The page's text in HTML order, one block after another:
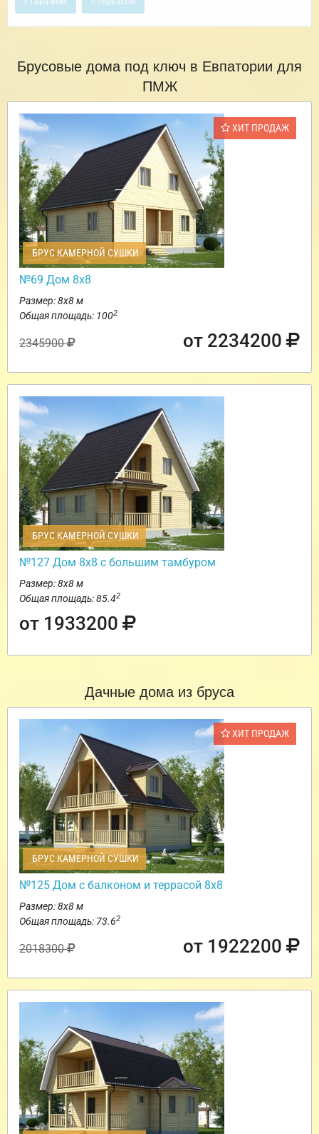
Брусовые дома под ключ в Евпатории для
ПМЖ
ХИТ ПРОДАЖ
БРУС КАМЕРНОЙ СУШКИ
№69 Дом 8х8
Размер: 8х8 м
Общая площадь: 1002
2345900 от 2234200
БРУС КАМЕРНОЙ СУШКИ
№127 Дом 8х8 с большим тамбуром
Размер: 8х8 м
Общая площадь: 85.42
от 1933200
Дачные дома из бруса
ХИТ ПРОДАЖ
БРУС КАМЕРНОЙ СУШКИ
№125 Дом с балконом и террасой 8х8
Размер: 8х8 м
Общая площадь: 73.62
2018300 от 1922200